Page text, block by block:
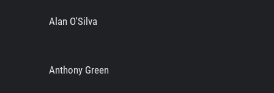
Alan O'Silva
Anthony Green